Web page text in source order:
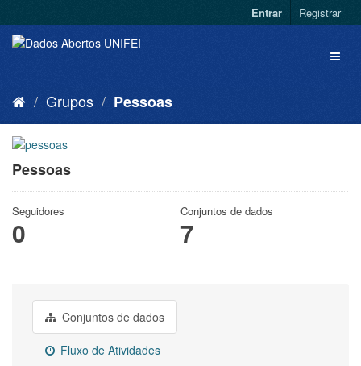
Entrar Registrar
Grupos Pessoas
Pessoas
Seguidores
0
Conjuntos de dados
7
Conjuntos de dados
Fluxo de Atividades